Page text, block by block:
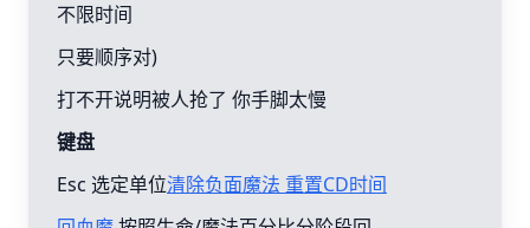
不限时间
只要顺序对)
打不开说明被人抢了 你手脚太慢
键盘
Esc 选定单位清除负面魔法 重置CD时间